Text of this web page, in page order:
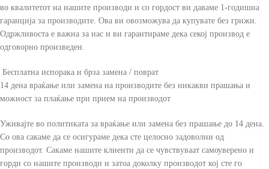
во квалитетот на нашите производи и со гордост ви даваме 1-годишна
гаранција за производите. Ова ви овозможува да купувате без грижи.
Одржливоста е важна за нас и ви гарантираме дека секој производ е
одговорно произведен.
Бесплатна испорака и брза замена / поврат
14 дена враќање или замена на производите без никакви прашања и
можност за плаќање при прием на производот
Уживајте во политиката за враќање или замена без прашање до 14 дена.
Со ова сакаме да се осигураме дека сте целосно задоволни од
производот. Сакаме нашите клиенти да се чувствуваат самоуверено и
горди со нашите производи и затоа доколку производот кој сте го